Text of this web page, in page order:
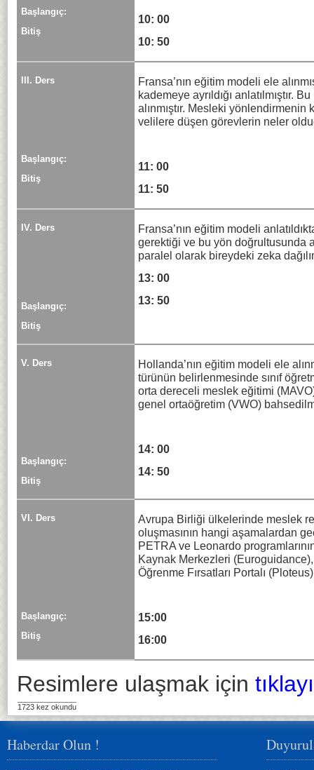
Başlangıç:
Bitiş
10: 00
10: 50
III. Ders
Başlangıç:
Bitiş
Fransa’nın eğitim modeli ele
kademeye ayrıldığı
alınmıştır. Mesleki
velilere düşen görevlerin neler
11: 00
11: 50
IV. Ders
Başlangıç:
Bitiş
Fransa’nın eğitim modeli
gerektiği ve bu yön doğrultusunda
paralel olarak bireydeki zeka
13: 00
13: 50
V. Ders
Başlangıç:
Bitiş
Hollanda’nın eğitim modeli ele
türünün belirlenmesinde sınıf
orta dereceli meslek eğitimi
genel ortaöğretim (VWO)
14: 00
14: 50
VI. Ders
Başlangıç:
Bitiş
Avrupa Birliği ülkelerinde meslek
oluşmasının hangi aşamalardan
PETRA ve Leonardo
Kaynak Merkezleri
Öğrenme Fırsatları Portalı (Ploteus)
15:00
16:00
Resimlere ulaşmak için
1723 kez okundu
Haberdar Olun !